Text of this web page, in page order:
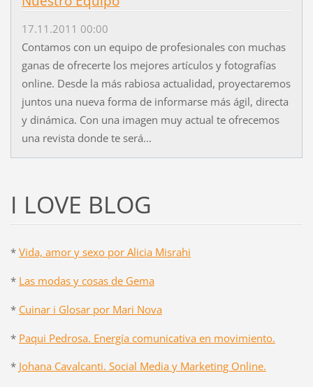
17.11.2011 00:00
Contamos con un equipo de profesionales con muchas
ganas de ofrecerte los mejores artículos y fotografías
online. Desde la más rabiosa actualidad, proyectaremos
juntos una nueva forma de informarse más ágil, directa
y dinámica. Con una imagen muy actual te ofrecemos
una revista donde te será...
I LOVE BLOG
* Vida, amor y sexo por Alicia Misrahi
* Las modas y cosas de Gema
* Cuinar i Glosar por Mari Nova
* Paqui Pedrosa. Energía comunicativa en movimiento.
* Johana Cavalcanti. Social Media y Marketing Online.